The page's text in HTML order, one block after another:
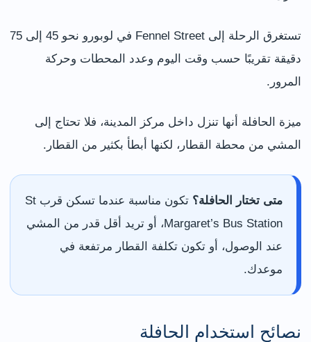
تستغرق الرحلة إلى Fennel Street في لوبورو نحو 45 إلى 75
دقيقة تقريبًا حسب وقت اليوم وعدد المحطات وحركة
المرور.
ميزة الحافلة أنها تنزل داخل مركز المدينة، فلا تحتاج إلى
المشي من محطة القطار، لكنها أبطأ بكثير من القطار.
متى تختار الحافلة؟
تكون مناسبة عندما تسكن قرب St
Margaret’s Bus Station، أو تريد أقل قدر من المشي
عند الوصول، أو تكون تكلفة القطار مرتفعة في
موعدك.
نصائح استخدام الحافلة